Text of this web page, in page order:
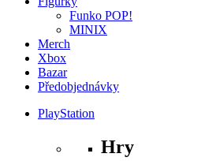
Funko POP!
MINIX
Merch
Xbox
Bazar
Předobjednávky
PlayStation
Hry